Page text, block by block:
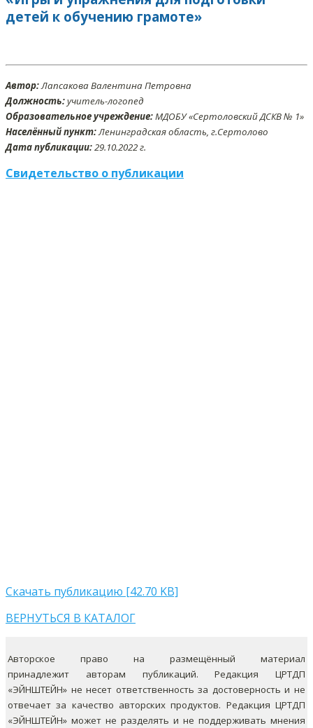
детей к обучению грамоте»
Автор:Лапсакова Валентина Петровна
Должность:учитель-логопед
Образовательное учреждение:МДОБУ «Сертоловский ДСКВ № 1»
Населённый пункт:Ленинградская область, г.Сертолово
Дата публикации:29.10.2022 г.
Свидетельство о публикации
Скачать публикацию [42.70 KB]
ВЕРНУТЬСЯ В КАТАЛОГ
Авторское право на размещённый материал
принадлежит авторам публикаций. Редакция ЦРТДП
«ЭЙНШТЕЙН» не несет ответственность за достоверность и не
отвечает за качество авторских продуктов. Редакция ЦРТДП
«ЭЙНШТЕЙН» может не разделять и не поддерживать мнения